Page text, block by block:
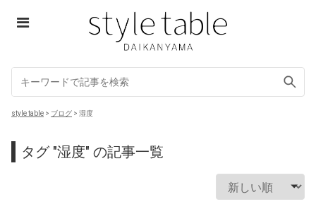
Skip
style table > ブログ > 湿度
タグ "湿度" の記事一覧